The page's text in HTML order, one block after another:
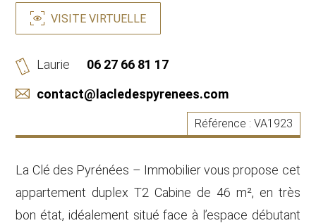
VISITE VIRTUELLE
Laurie
06 27 66 81 17
contact@lacledespyrenees.com
Référence : VA1923
La Clé des Pyrénées – Immobilier vous propose cet
appartement duplex T2 Cabine de 46 m², en très
bon état, idéalement situé face à l’espace débutant